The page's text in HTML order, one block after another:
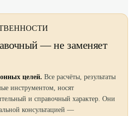
— не заменяет
целей. Все расчёты, результаты
инструментом, носят
и справочный характер. Они
консультацией —